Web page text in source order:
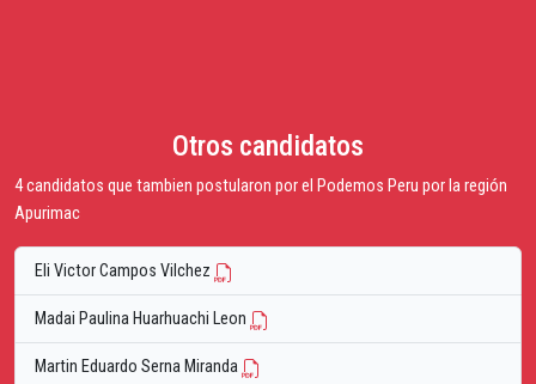
Otros candidatos
4 candidatos que tambien postularon por el Podemos Peru por la región
Apurimac
Eli Victor Campos Vilchez
Madai Paulina Huarhuachi Leon
Martin Eduardo Serna Miranda